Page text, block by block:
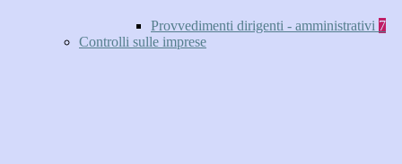
Provvedimenti dirigenti - amministrativi 7
Controlli sulle imprese